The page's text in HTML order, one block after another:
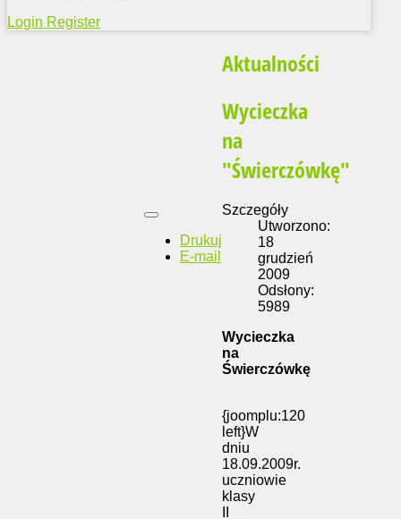
Login Register
Aktualności
Wycieczka
na
"Świerczówkę"
Drukuj
E-mail
Szczegóły
Utworzono:
18
grudzień
2009
Odsłony:
5989
Wycieczka
na
Świerczówkę
{joomplu:120
left}W
dniu
18.09.2009r.
uczniowie
klasy